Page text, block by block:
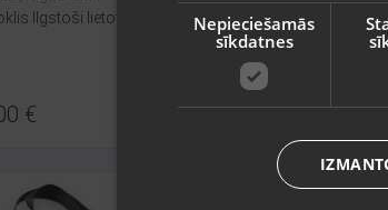
Ilgstoši lietots (Garantija 14 dienas)
€
Nepieciešamās
sīkdatnes